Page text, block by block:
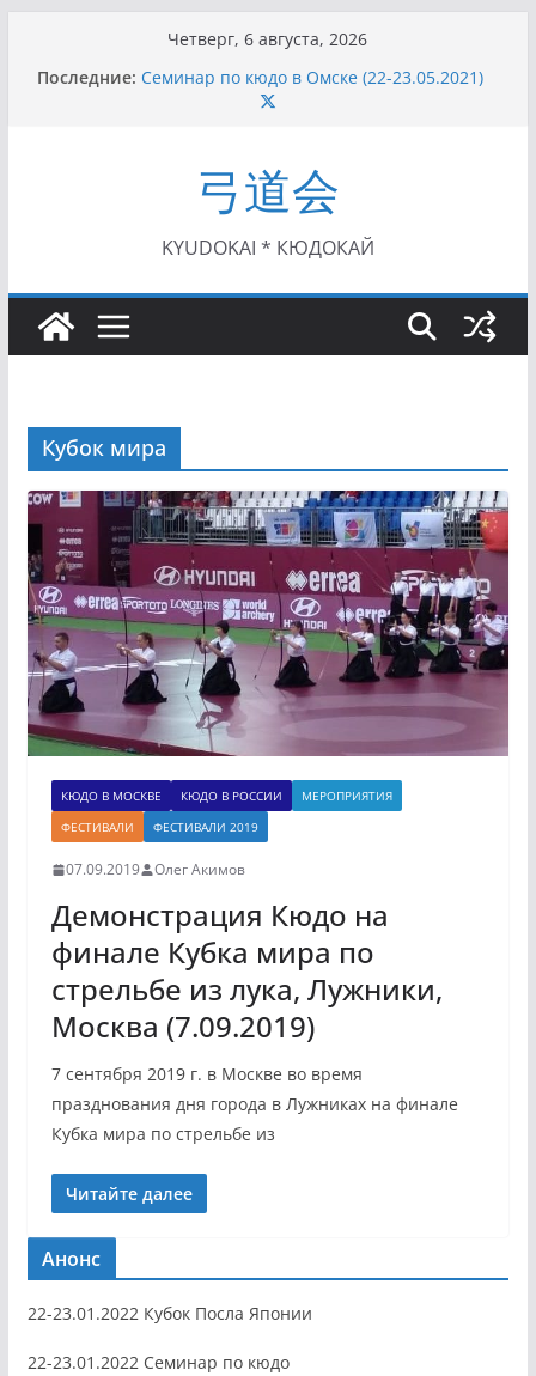
содержимому
Четверг, 6 августа, 2026
Последние: Семинар по кюдо в Омске (22-23.05.2021)
Чемпионат Росcии, Дёмино (2-5.09.2021)
II Кубок Посла Японии в России по Кюдо,
Орёл (25.07.2021)
I этап Кубка Московской области по Кюдо /
Сейдокан II (27.06.2021)
弓道会
KYUDOKAI * КЮДОКАЙ
Кубок мира
КЮДО В МОСКВЕ КЮДО В РОССИИ
МЕРОПРИЯТИЯ
ФЕСТИВАЛИ
ФЕСТИВАЛИ 2019
07.09.2019 Олег Акимов
Демонстрация Кюдо на
финале Кубка мира по
стрельбе из лука, Лужники,
Москва (7.09.2019)
7 сентября 2019 г. в Москве во время
празднования дня города в Лужниках на финале
Кубка мира по стрельбе из
Читайте далее
Анонс
22-23.01.2022 Кубок Посла Японии
22-23.01.2022 Семинар по кюдо